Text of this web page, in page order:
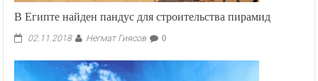
В Египте найден пандус для строительства пирамид
02.11.2018 Негмат Гиясов 0